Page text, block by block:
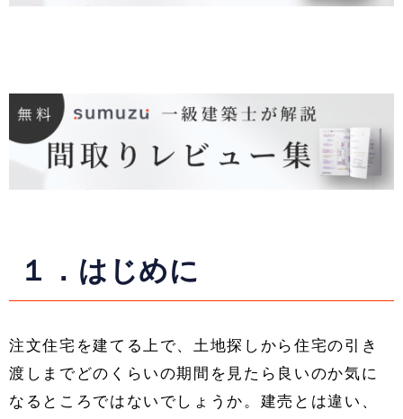
１．はじめに
注文住宅を建てる上で、土地探しから住宅の引き
渡しまでどのくらいの期間を見たら良いのか気に
なるところではないでしょうか。建売とは違い、